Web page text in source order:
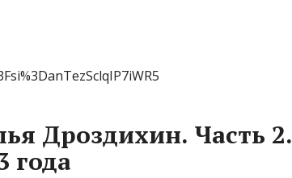
Дроздихин. Часть 2.
года